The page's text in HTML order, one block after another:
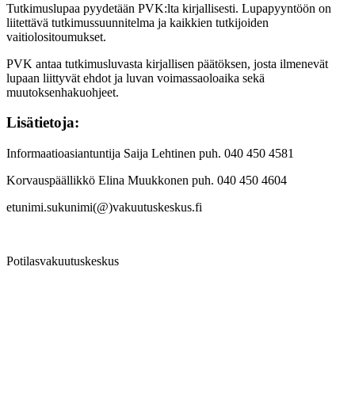
Tutkimuslupaa pyydetään PVK:lta kirjallisesti. Lupapyyntöön on
liitettävä tutkimussuunnitelma ja kaikkien tutkijoiden
vaitiolositoumukset.
PVK antaa tutkimusluvasta kirjallisen päätöksen, josta ilmenevät
lupaan liittyvät ehdot ja luvan voimassaoloaika sekä
muutoksenhakuohjeet.
Lisätietoja:
Informaatioasiantuntija Saija Lehtinen puh. 040 450 4581
Korvauspäällikkö Elina Muukkonen puh. 040 450 4604
etunimi.sukunimi(@)vakuutuskeskus.fi
Potilasvakuutuskeskus